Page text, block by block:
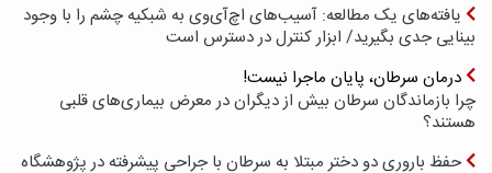
یافته‌های یک مطالعه: آسیب‌های اچ‌آی‌وی به شبکیه چشم را با وجود
بینایی جدی بگیرید/ ابزار کنترل در دسترس است
درمان سرطان، پایان ماجرا نیست!
چرا بازماندگان سرطان بیش از دیگران در معرض بیماری‌های قلبی
هستند؟
حفظ باروری دو دختر مبتلا به سرطان با جراحی پیشرفته در پژوهشگاه